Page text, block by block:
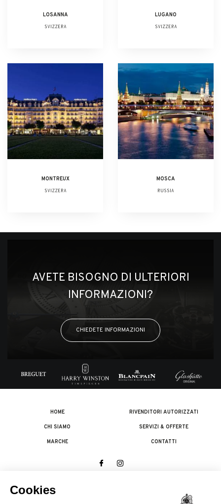
LOSANNA
SVIZZERA
LUGANO
SVIZZERA
MONTREUX
SVIZZERA
MOSCA
RUSSIA
AVETE BISOGNO DI ULTERIORI
INFORMAZIONI?
CHIEDETE INFORMAZIONI
HOME
CHI SIAMO
MARCHE
RIVENDITORI AUTORIZZATI
SERVIZI & OFFERTE
CONTATTI